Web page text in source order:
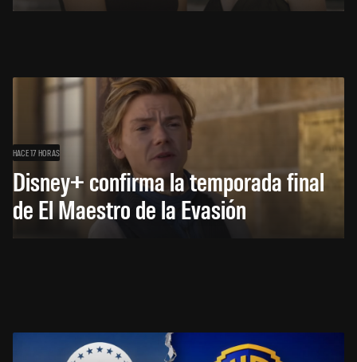
HACE 17 HORAS
Disney+ confirma la temporada final
de El Maestro de la Evasión